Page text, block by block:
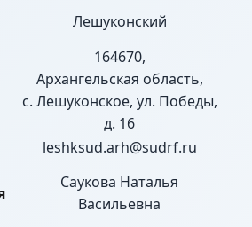
Лешуконский
164670,
Архангельская область,
с. Лешуконское, ул. Победы,
д. 16
leshksud.arh@sudrf.ru
Саукова Наталья
Васильевна